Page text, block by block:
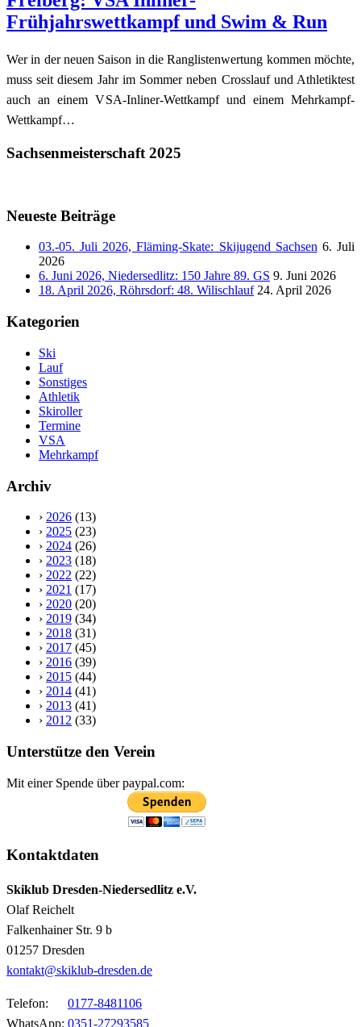
Frühjahrswettkampf und Swim & Run
Wer in der neuen Saison in die Ranglistenwertung kommen möchte,
muss seit diesem Jahr im Sommer neben Crosslauf und Athletiktest
auch an einem VSA-Inliner-Wettkampf und einem Mehrkampf-
Wettkampf…
Sachsenmeisterschaft 2025
Neueste Beiträge
03.-05. Juli 2026, Fläming-Skate: Skijugend Sachsen 6. Juli
2026
6. Juni 2026, Niedersedlitz: 150 Jahre 89. GS 9. Juni 2026
18. April 2026, Röhrsdorf: 48. Wilischlauf 24. April 2026
Kategorien
Ski
Lauf
Sonstiges
Athletik
Skiroller
Termine
VSA
Mehrkampf
Archiv
› 2026 (13)
› 2025 (23)
› 2024 (26)
› 2023 (18)
› 2022 (22)
› 2021 (17)
› 2020 (20)
› 2019 (34)
› 2018 (31)
› 2017 (45)
› 2016 (39)
› 2015 (44)
› 2014 (41)
› 2013 (41)
› 2012 (33)
Unterstütze den Verein
Mit einer Spende über paypal.com:
Kontaktdaten
Skiklub Dresden-Niedersedlitz e.V.
Olaf Reichelt
Falkenhainer Str. 9 b
01257 Dresden
kontakt@skiklub-dresden.de
Telefon: 0177-8481106
WhatsApp: 0351-27293585